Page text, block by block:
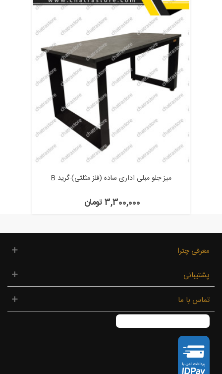
میز جلو مبلی اداری ساده (فلز مثلثی)-گرید B
3,300,000 تومان
معرفی چترا
پشتیبانی
تماس با ما